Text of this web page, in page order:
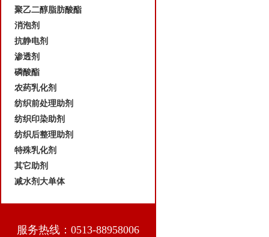
聚乙二醇脂肪酸酯
消泡剂
抗静电剂
渗透剂
磷酸酯
农药乳化剂
纺织前处理助剂
纺织印染助剂
纺织后整理助剂
特殊乳化剂
其它助剂
减水剂大单体
服务热线：0513-88958006